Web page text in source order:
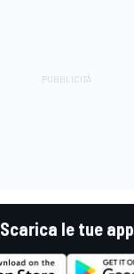
Scarica le tue app